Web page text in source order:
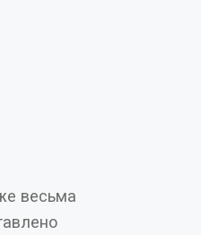
весьма